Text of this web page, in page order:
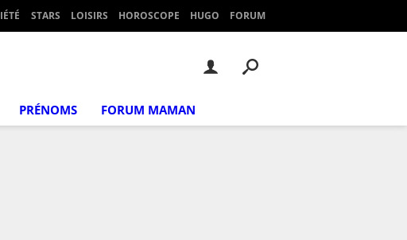
STARS LOISIRS HOROSCOPE HUGO FORUM
PRÉNOMS FORUM MAMAN